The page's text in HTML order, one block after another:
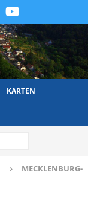
KARTEN
MECKLENBURG-